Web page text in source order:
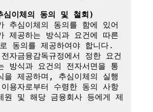
이체의 동의 및 철회)
추심이체의 동의를 함에 있어
제공하는 방식과 요건에 따른
동의를 제공하여야 합니다.
자금융감독규정에서 정한 요건
방식과 요건의 전자서면을 통
을 제공하며, 추심이체의 실행
용자로부터 수령한 동의 사항
원 및 해당 금융회사 등에게 제